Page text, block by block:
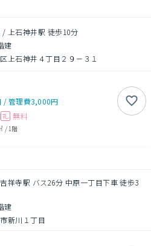
/ 上石神井駅 徒歩10分
建
上石神井４丁目２９－３１
/管理費3,000円
礼 無料
/ 1階
祥寺駅 バス26分 中原一丁目下車 徒歩3
建
新川１丁目